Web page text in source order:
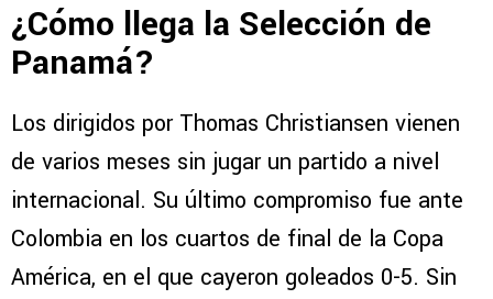
¿Cómo llega la Selección de
Panamá?
Los dirigidos por Thomas Christiansen vienen
de varios meses sin jugar un partido a nivel
internacional. Su último compromiso fue ante
Colombia en los cuartos de final de la Copa
América, en el que cayeron goleados 0-5. Sin